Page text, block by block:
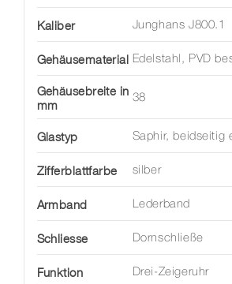
Kaliber Junghans J800.1
Gehäusematerial Edelstahl, PVD
Gehäusebreite in
mm
38
Glastyp Saphir, beidseitig
Zifferblattfarbe silber
Armband Lederband
Schliesse Dornschließe
Funktion Drei-Zeigeruhr